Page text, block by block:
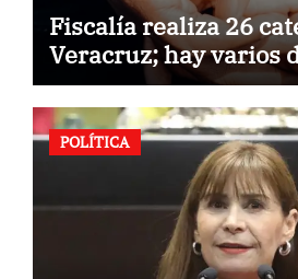
Fiscalía realiza 26
Veracruz; hay varios
POLÍTICA